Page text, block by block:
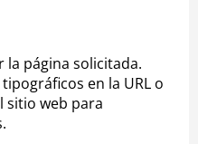
página solicitada.
en la URL o
sitio web para